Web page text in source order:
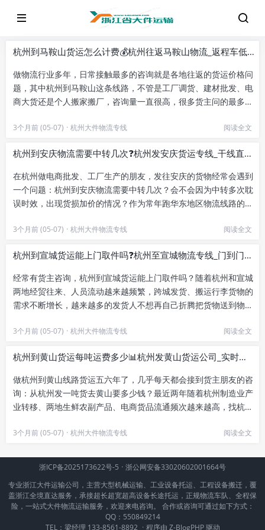
杭州到马鞍山货运怎么计费💰杭州往返马鞍山物流_返程车低价发货
做物流行业多年，日常接触最多的咨询就是各地往返的货运价格问
题，其中杭州到马鞍山这条线路，不管是工厂调货、建材批发、电
商大货还是个人搬家搬厂，咨询量一直很高，很多货主问的最多的
3个月前 (05-07) · 杭州大件物流专线 阅读全文
杭州到安庆物流需要中转几次❓杭州发安庆货运专线_干线直达运输
在杭州做电商批发、工厂生产的朋友，发往安庆的货物经常会遇到
一个问题：杭州到安庆物流需要中转几次？会不会因为中转多次耽
误时效，出现货损加价的情况？作为常年跑华东地区物流线路的从
3个月前 (05-07) · 杭州大件物流专线 阅读全文
杭州到宣城货运能上门取件吗❓杭州至宣城物流专线_门到门托运服务
经常有货主咨询，杭州到宣城货运能上门取件吗？随着杭州和宣城
两地经贸往来、人员流动越来越频繁，跨城发货、搬运行李货物的
需求不断增长，越来越多的发货人不想再自己折腾把货物送到物流
3个月前 (05-07) · 杭州大件物流专线 阅读全文
杭州到黄山货运每吨运费多少📊杭州发黄山货运公司_实时报价查询
做杭州到黄山线路货运五六年了，几乎每天都会接到货主朋友的咨
询：从杭州发一吨货去黄山要多少钱？最近两年随着杭州制造业产
业转移、两地生鲜农副产品、电商货品流通频次越来越高，找杭州
3个月前 (05-07) · 杭州大件物流专线 阅读全文
浙ICP备2025173622号-5 · 浙公网安备33020602001664号
专业浙江大件运输公司，主营大型机械运输、工业设备托运、工程设备搬迁，覆
盖浙江全境直达服务，承接超长超宽超高设备长途托运，正规物流车队、全程保
险，一站式大件物流运输服务，欢迎来电咨询。 合作或咨询可通过如下方式：
QQ：550849214
TEL：梁经理 133-8561-8892 · 程序由 Z-BlogPHP驱动